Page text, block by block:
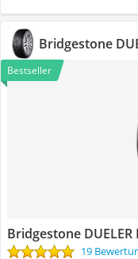
Bridgestone
Bestseller
Bridgestone DUELER
19